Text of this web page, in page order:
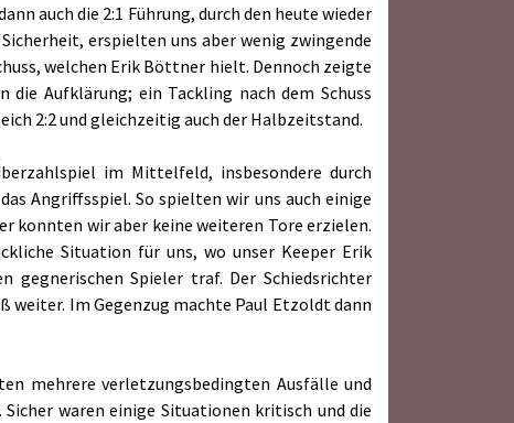
auch die 2:1 Führung, durch den heute wieder
erspielten uns aber wenig zwingende
welchen Erik Böttner hielt. Dennoch zeigte
Aufklärung; ein Tackling nach dem Schuss
2:2 und gleichzeitig auch der Halbzeitstand.
im Mittelfeld, insbesondere durch
Angriffsspiel. So spielten wir uns auch einige
konnten wir aber keine weiteren Tore erzielen.
Situation für uns, wo unser Keeper Erik
Spieler traf. Der Schiedsrichter
weiter. Im Gegenzug machte Paul Etzoldt dann
mehrere verletzungsbedingten Ausfälle und
waren einige Situationen kritisch und die